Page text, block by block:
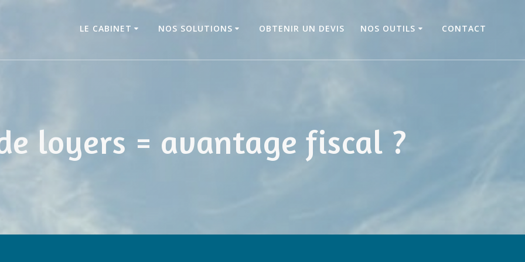
LE CABINET NOS SOLUTIONS OBTENIR UN DEVIS NOS OUTILS CONTACT
loyers = avantage fiscal ?